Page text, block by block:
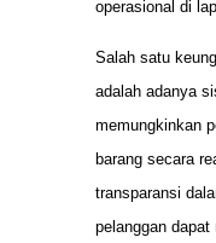
operasional di
Salah satu
adalah adanya
memungkinkan
barang secara
transparansi
pelanggan dapat